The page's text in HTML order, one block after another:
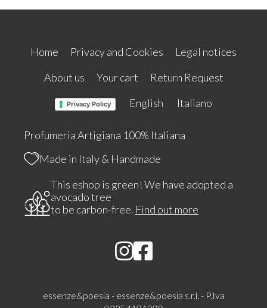
Home Privacy and Cookies
Legal notices
About us
Your cart Return Request
Privacy Policy English Italiano
Profumeria Artigiana 100% Italiana
Made in Italy & Handmade
This eshop is green! We have adopted a
avocado tree
to be carbon-free. Find out more
essenze&poesia - essenze&poesia s.r.l. - P.Iva